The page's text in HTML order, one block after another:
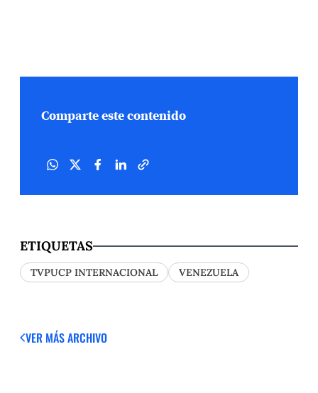
Comparte este contenido
ETIQUETAS
TVPUCP INTERNACIONAL VENEZUELA
VER MÁSARCHIVO